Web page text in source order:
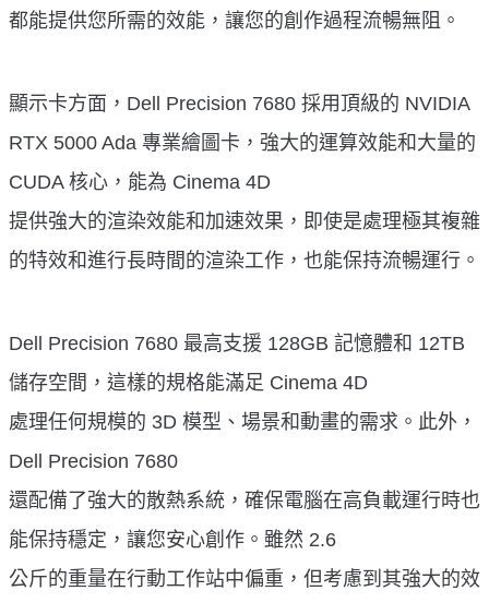
都能提供您所需的效能，讓您的創作過程流暢無阻。
顯示卡方面，Dell Precision 7680 採用頂級的 NVIDIA
RTX 5000 Ada 專業繪圖卡，強大的運算效能和大量的
CUDA 核心，能為 Cinema 4D
提供強大的渲染效能和加速效果，即使是處理極其複雜
的特效和進行長時間的渲染工作，也能保持流暢運行。
Dell Precision 7680 最高支援 128GB 記憶體和 12TB
儲存空間，這樣的規格能滿足 Cinema 4D
處理任何規模的 3D 模型、場景和動畫的需求。此外，
Dell Precision 7680
還配備了強大的散熱系統，確保電腦在高負載運行時也
能保持穩定，讓您安心創作。雖然 2.6
公斤的重量在行動工作站中偏重，但考慮到其強大的效